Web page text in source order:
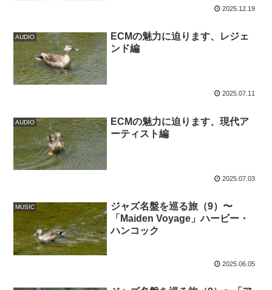
2025.12.19
AUDIO
ECMの魅力に迫ります、レジェ
ンド編
2025.07.11
AUDIO
ECMの魅力に迫ります、現代ア
ーティスト編
2025.07.03
MUSIC
ジャズ名盤を巡る旅（9）〜
「Maiden Voyage」ハービー・
ハンコック
2025.06.05